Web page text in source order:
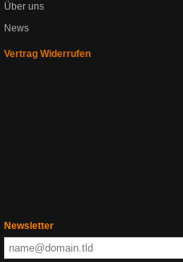
Über uns
News
Vertrag Widerrufen
Newsletter